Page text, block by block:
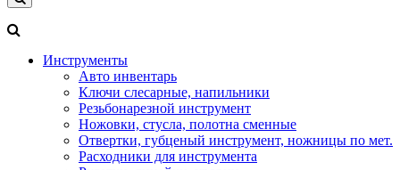
Инструменты
Авто инвентарь
Ключи слесарные, напильники
Резьбонарезной инструмент
Ножовки, стусла, полотна сменные
Отвертки, губценый инструмент, ножницы по мет.
Расходники для инструмента